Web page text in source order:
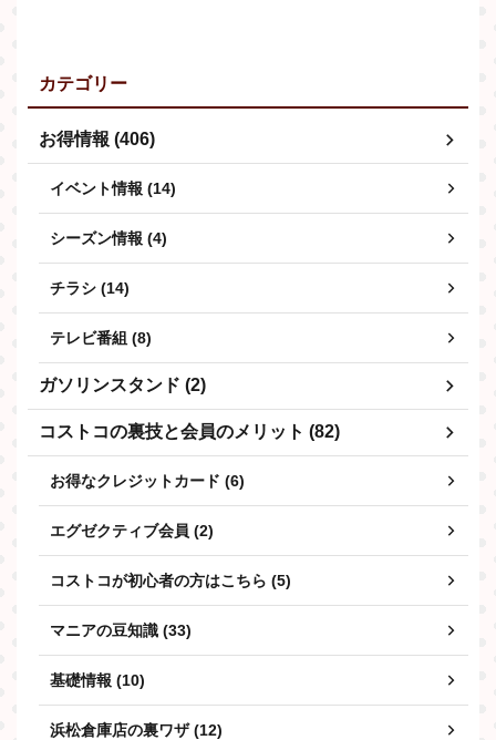
カテゴリー
お得情報 (406)
イベント情報 (14)
シーズン情報 (4)
チラシ (14)
テレビ番組 (8)
ガソリンスタンド (2)
コストコの裏技と会員のメリット (82)
お得なクレジットカード (6)
エグゼクティブ会員 (2)
コストコが初心者の方はこちら (5)
マニアの豆知識 (33)
基礎情報 (10)
浜松倉庫店の裏ワザ (12)